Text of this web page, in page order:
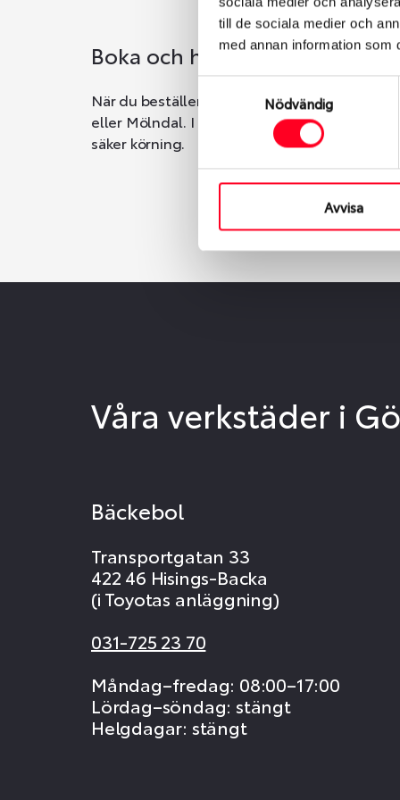
till de sociala medier och
med annan information som
Nödvändig
Avvisa
Boka och hämta hos
När du beställer dina nya däck eller fälgar
eller Mölndal. I beställningen anger du
säker körning.
Våra verkstäder i
Bäckebol
Transportgatan 33
422 46 Hisings-Backa
(i Toyotas anläggning)
031-725 23 70
Måndag–fredag: 08:00–17:00
Lördag–söndag: stängt
Helgdagar: stängt